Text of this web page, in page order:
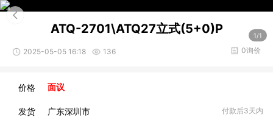
1/1
ATQ-2701\ATQ27立式(5+0)P
2025-05-05 16:18 136 0询价
价格 面议
发货 广东深圳市 付款后3天内